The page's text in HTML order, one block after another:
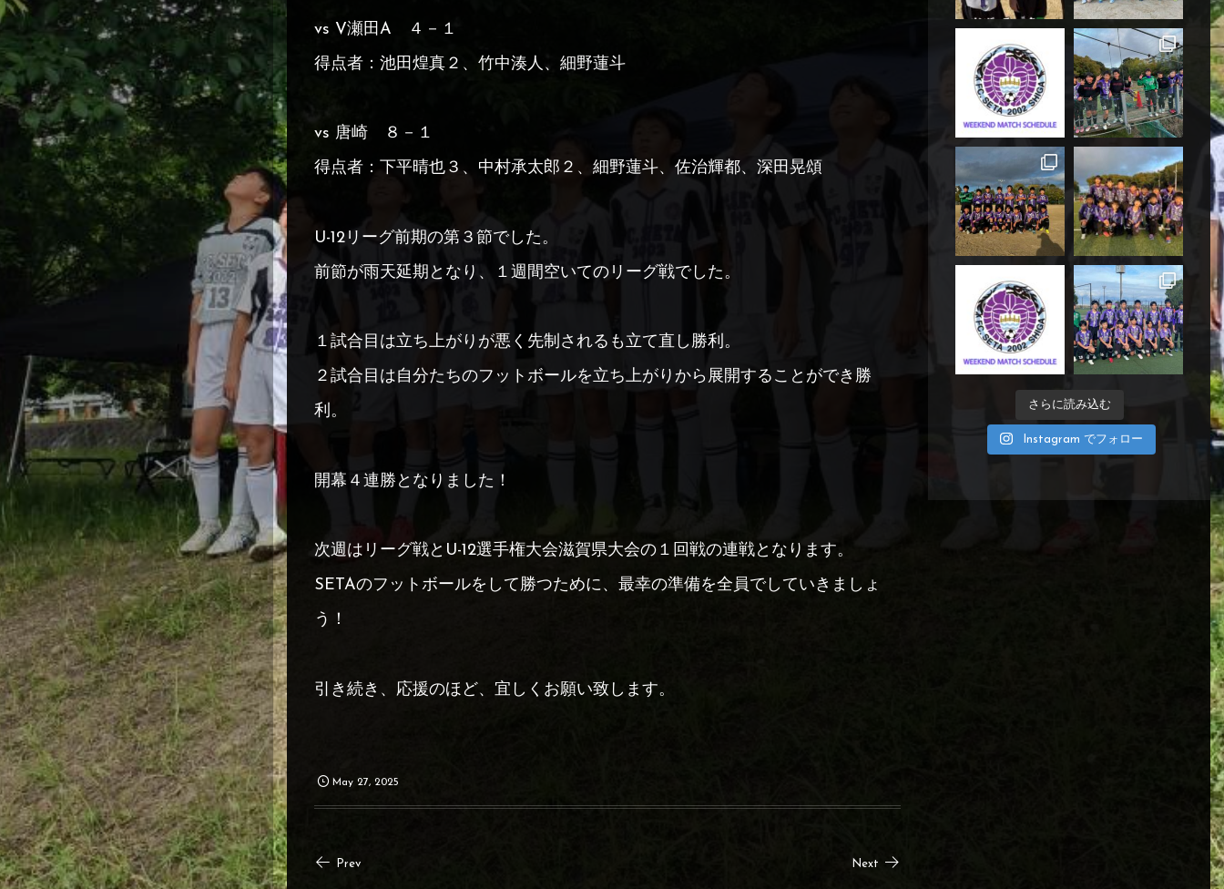
vs V瀬田A ４－１
得点者：池田煌真２、竹中湊人、細野蓮斗
vs 唐崎 ８－１
得点者：下平晴也３、中村承太郎２、細野蓮斗、佐治輝都、深田晃頌
U-12リーグ前期の第３節でした。
前節が雨天延期となり、１週間空いてのリーグ戦でした。
１試合目は立ち上がりが悪く先制されるも立て直し勝利。
２試合目は自分たちのフットボールを立ち上がりから展開することができ勝
利。
開幕４連勝となりました！
次週はリーグ戦とU-12選手権大会滋賀県大会の１回戦の連戦となります。
SETAのフットボールをして勝つために、最幸の準備を全員でしていきましょ
う！
引き続き、応援のほど、宜しくお願い致します。
May 27, 2025
Prev Next
さらに読み込む
Instagram でフォロー